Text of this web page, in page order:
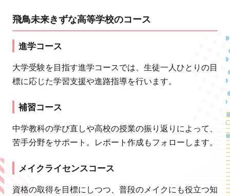
飛鳥未来きずな高等学校のコース
進学コース
大学受験を目指す進学コースでは、生徒一人ひとりの目
標に応じた学習支援や進路指導を行います。
補習コース
中学教科の学び直しや高校の授業の振り返りによって、
苦手分野をサポート。レポート作成もフォローします。
メイクライセンスコース
資格の取得を目標にしつつ、普段のメイクにも役立つ知